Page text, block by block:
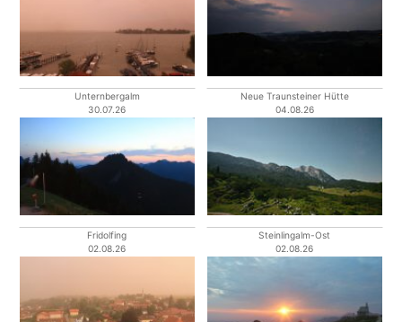
Unternbergalm
30.07.26
Neue Traunsteiner Hütte
04.08.26
Fridolfing
02.08.26
Steinlingalm-Ost
02.08.26